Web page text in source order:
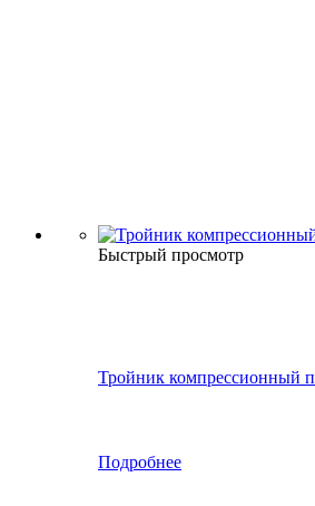
Быстрый просмотр
Тройник компрессионный
Подробнее